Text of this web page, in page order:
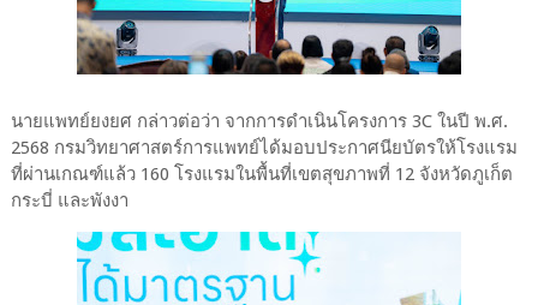
นายแพทย์ยงยศ กล่าวต่อว่า จากการดำเนินโครงการ 3C ในปี พ.ศ.
2568 กรมวิทยาศาสตร์การแพทย์ได้มอบประกาศนียบัตรให้โรงแรม
ที่ผ่านเกณฑ์แล้ว 160 โรงแรมในพื้นที่เขตสุขภาพที่ 12 จังหวัดภูเก็ต
กระบี่ และพังงา